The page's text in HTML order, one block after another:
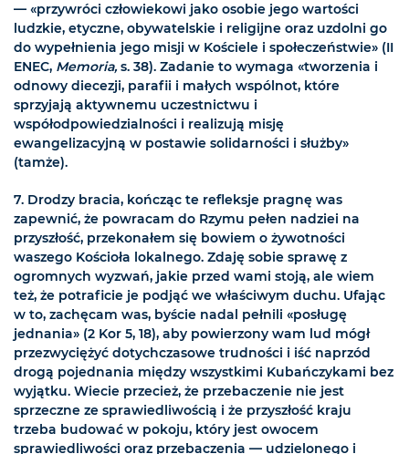
— «przywróci człowiekowi jako osobie jego wartości
ludzkie, etyczne, obywatelskie i religijne oraz uzdolni go
do wypełnienia jego misji w Kościele i społeczeństwie» (II
ENEC, Memoria,s. 38). Zadanie to wymaga «tworzenia i
odnowy diecezji, parafii i małych wspólnot, które
sprzyjają aktywnemu uczestnictwu i
współodpowiedzialności i realizują misję
ewangelizacyjną w postawie solidarności i służby»
(tamże).
7. Drodzy bracia, kończąc te refleksje pragnę was
zapewnić, że powracam do Rzymu pełen nadziei na
przyszłość, przekonałem się bowiem o żywotności
waszego Kościoła lokalnego. Zdaję sobie sprawę z
ogromnych wyzwań, jakie przed wami stoją, ale wiem
też, że potraficie je podjąć we właściwym duchu. Ufając
w to, zachęcam was, byście nadal pełnili «posługę
jednania» (2 Kor 5, 18), aby powierzony wam lud mógł
przezwyciężyć dotychczasowe trudności i iść naprzód
drogą pojednania między wszystkimi Kubańczykami bez
wyjątku. Wiecie przecież, że przebaczenie nie jest
sprzeczne ze sprawiedliwością i że przyszłość kraju
trzeba budować w pokoju, który jest owocem
sprawiedliwości oraz przebaczenia — udzielonego i